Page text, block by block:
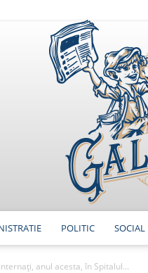
POLITIC SOCIAL
anul acesta, în Spitalul...